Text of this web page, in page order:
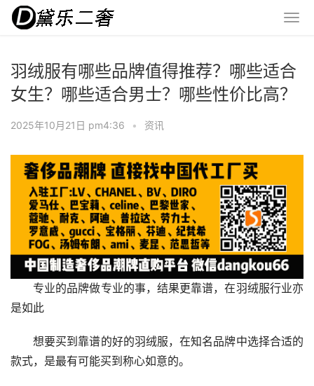
羽绒服有哪些品牌值得推荐？哪些适合
女生？哪些适合男士？哪些性价比高？
2025年10月21日 pm4:36 • 资讯
专业的品牌做专业的事，结果更靠谱，在羽绒服行业亦
是如此
想要买到靠谱的好的羽绒服，在知名品牌中选择合适的
款式，是最有可能买到称心如意的。